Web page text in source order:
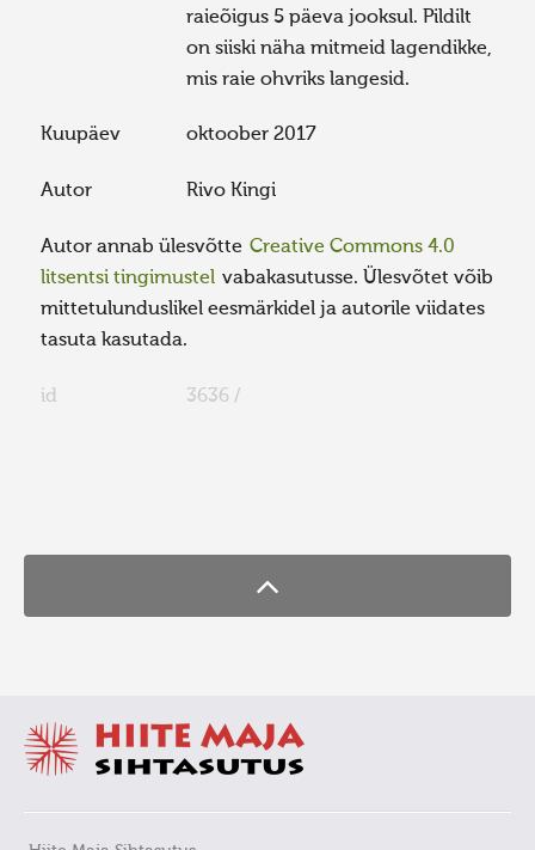
raieõigus 5 päeva jooksul. Pildilt
on siiski näha mitmeid lagendikke,
mis raie ohvriks langesid.
Kuupäev oktoober 2017
Autor Rivo Kingi
Autor annab ülesvõtte Creative Commons 4.0
litsentsi tingimustel vabakasutusse. Ülesvõtet võib
mittetulunduslikel eesmärkidel ja autorile viidates
tasuta kasutada.
id 3636 /